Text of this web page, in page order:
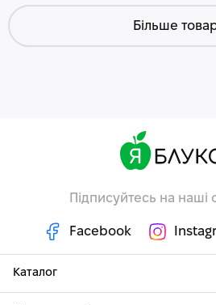
Більше
Підписуйтесь на наші
Facebook
Каталог